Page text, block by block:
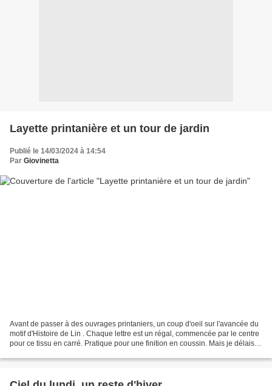
Layette printanière et un tour de jardin
Publié le 14/03/2024 à 14:54
Par Giovinetta
Avant de passer à des ouvrages printaniers, un coup d'oeil sur l'avancée du
motif d'Histoire de Lin . Chaque lettre est un régal, commencée par le centre
pour ce tissu en carré. Pratique pour une finition en coussin. Mais je délaisse